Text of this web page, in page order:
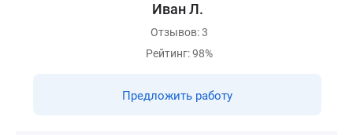
Иван Л.
Отзывов: 3
Рейтинг: 98%
Предложить работу